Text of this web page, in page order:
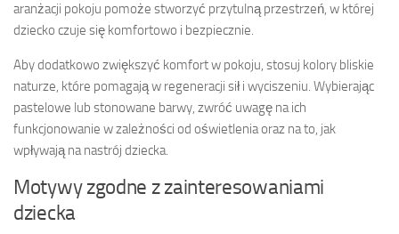
aranżacji pokoju pomoże stworzyć przytulną przestrzeń, w której
dziecko czuje się komfortowo i bezpiecznie.
Aby dodatkowo zwiększyć komfort w pokoju, stosuj kolory bliskie
naturze, które pomagają w regeneracji sił i wyciszeniu. Wybierając
pastelowe lub stonowane barwy, zwróć uwagę na ich
funkcjonowanie w zależności od oświetlenia oraz na to, jak
wpływają na nastrój dziecka.
Motywy zgodne z zainteresowaniami
dziecka